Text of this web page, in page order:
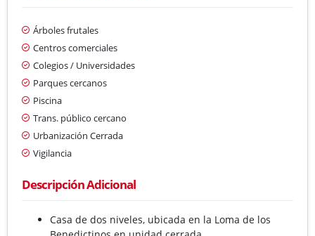
Árboles frutales
Centros comerciales
Colegios / Universidades
Parques cercanos
Piscina
Trans. público cercano
Urbanización Cerrada
Vigilancia
Descripción Adicional
Casa de dos niveles, ubicada en la Loma de los